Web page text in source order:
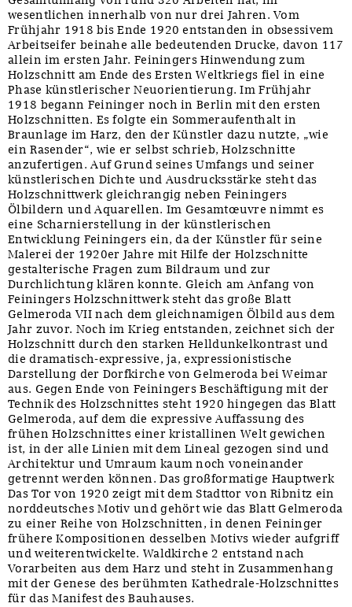
wesentlichen innerhalb von nur drei Jahren. Vom
Frühjahr 1918 bis Ende 1920 entstanden in obsessivem
Arbeitseifer beinahe alle bedeutenden Drucke, davon 117
allein im ersten Jahr. Feiningers Hinwendung zum
Holzschnitt am Ende des Ersten Weltkriegs fiel in eine
Phase künstlerischer Neuorientierung. Im Frühjahr
1918 begann Feininger noch in Berlin mit den ersten
Holzschnitten. Es folgte ein Sommeraufenthalt in
Braunlage im Harz, den der Künstler dazu nutzte, „wie
ein Rasender“, wie er selbst schrieb, Holzschnitte
anzufertigen. Auf Grund seines Umfangs und seiner
künstlerischen Dichte und Ausdrucksstärke steht das
Holzschnittwerk gleichrangig neben Feiningers
Ölbildern und Aquarellen. Im Gesamtœuvre nimmt es
eine Scharnierstellung in der künstlerischen
Entwicklung Feiningers ein, da der Künstler für seine
Malerei der 1920er Jahre mit Hilfe der Holzschnitte
gestalterische Fragen zum Bildraum und zur
Durchlichtung klären konnte. Gleich am Anfang von
Feiningers Holzschnittwerk steht das große Blatt
Gelmeroda VII nach dem gleichnamigen Ölbild aus dem
Jahr zuvor. Noch im Krieg entstanden, zeichnet sich der
Holzschnitt durch den starken Helldunkelkontrast und
die dramatisch-expressive, ja, expressionistische
Darstellung der Dorfkirche von Gelmeroda bei Weimar
aus. Gegen Ende von Feiningers Beschäftigung mit der
Technik des Holzschnittes steht 1920 hingegen das Blatt
Gelmeroda, auf dem die expressive Auffassung des
frühen Holzschnittes einer kristallinen Welt gewichen
ist, in der alle Linien mit dem Lineal gezogen sind und
Architektur und Umraum kaum noch voneinander
getrennt werden können. Das großformatige Hauptwerk
Das Tor von 1920 zeigt mit dem Stadttor von Ribnitz ein
norddeutsches Motiv und gehört wie das Blatt Gelmeroda
zu einer Reihe von Holzschnitten, in denen Feininger
frühere Kompositionen desselben Motivs wieder aufgriff
und weiterentwickelte. Waldkirche 2 entstand nach
Vorarbeiten aus dem Harz und steht in Zusammenhang
mit der Genese des berühmten Kathedrale-Holzschnittes
für das Manifest des Bauhauses.